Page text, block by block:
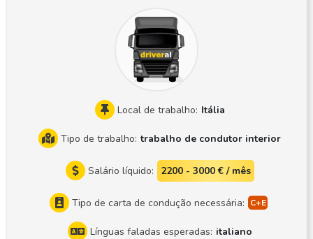
Local de trabalho: Itália
Tipo de trabalho: trabalho de condutor interior
Salário líquido: 2200 - 3000 € / mês
Tipo de carta de condução necessária:
Línguas faladas esperadas: italiano